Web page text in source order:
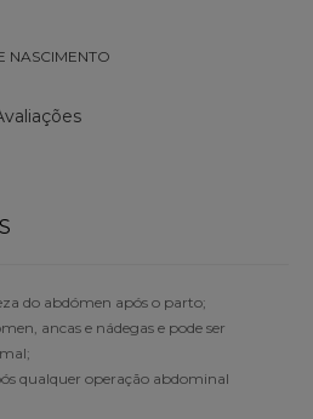
NASCIMENTO
do abdómen após o parto;
ancas e nádegas e pode ser
qualquer operação abdominal